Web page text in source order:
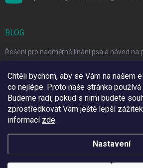
Chtěli bychom, aby se Vám na našem
co nejlépe. Proto naše stránka
Budeme rádi, pokud s nimi budete
zprostředkovat Vám ještě lepší
informací zde.
Nastavení
BLOG
Řešení pro nadměrné línání psa a návod na
Top 6 značek pro domácí mazlíčky za
Copyright 2026Grenze Markt Online. Všechna